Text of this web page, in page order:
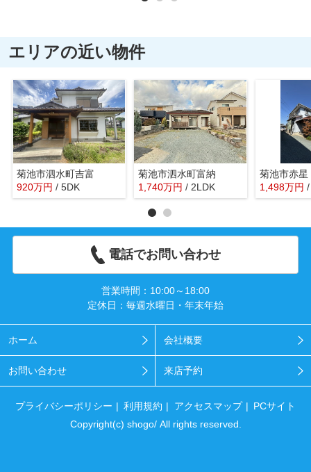
エリアの近い物件
菊池市泗水町吉富
920万円 / 5DK
菊池市泗水町富納
1,740万円 / 2LDK
菊池市赤星
1,498万円
電話でお問い合わせ
営業時間：10:00～18:00
定休日：毎週水曜日・年末年始
ホーム 会社概要
お問い合わせ 来店予約
プライバシーポリシー 利用規約 アクセスマップ
PCサイト
Copyright(c) shogo/ All rights reserved.